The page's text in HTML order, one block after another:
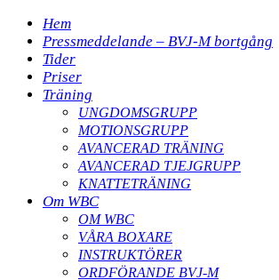
Hem
Pressmeddelande – BVJ-M bortgång
Tider
Priser
Träning
UNGDOMSGRUPP
MOTIONSGRUPP
AVANCERAD TRÄNING
AVANCERAD TJEJGRUPP
KNATTETRÄNING
Om WBC
OM WBC
VÅRA BOXARE
INSTRUKTÖRER
ORDFÖRANDE BVJ-M